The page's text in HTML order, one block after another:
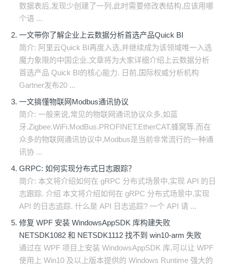
数据表后,发现少创建了一列,此时需要修改表结构,应该用哪
个语 ...
一文带你了解企业上云数据分析首选产品Quick BI
简介: 阿里云Quick BI再度入选,并继续成为该领域唯一入选
魔力象限的中国企业,文章将为大家详细介绍上云数据分析
首选产品 Quick BI的核心能力. 日前,国际权威分析机构
Gartner发布20 ...
一文搞懂物联网Modbus通讯协议
简介: 一般来说,常见的物联网通讯协议众多,如蓝
牙.Zigbee.WiFi.ModBus.PROFINET.EtherCAT.蜂窝等.而在
众多的物联网通讯协议中,Modbus是当前非常流行的一种通
讯协 ...
GRPC: 如何实现分布式日志跟踪？
​简介: 本文将介绍如何在 gRPC 分布式场景中,实现 API 的日
志跟踪. 介绍 本文将介绍如何在 gRPC 分布式场景中,实现
API 的日志追踪. 什么是 API 日志追踪? 一个 API 请 ...
修复 WPF 安装 WindowsAppSDK 库构建失败
NETSDK1082 和 NETSDK1112 找不到 win10-arm 失败
通过在 WPF 项目上安装 WindowsAppSDK 库,可以让 WPF
使用上 Win10 及以上版本提供的 Windows Runtime 强大的